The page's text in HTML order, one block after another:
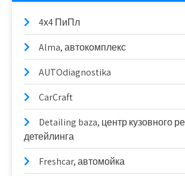
4х4 ПиПл
Alma, автокомплекс
AUTOdiagnostika
CarCraft
Detailing baza, центр кузовного
детейлинга
Freshcar, автомойка